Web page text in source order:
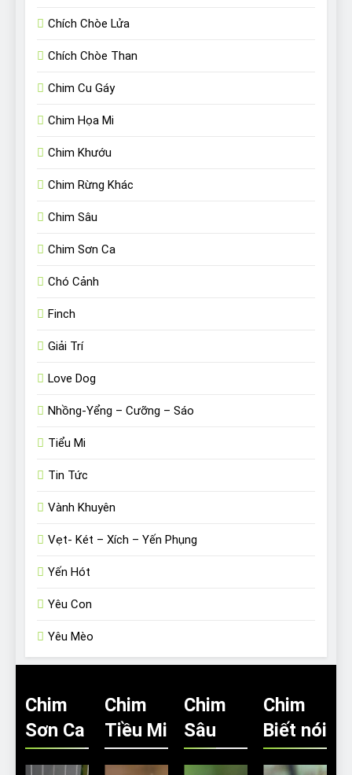
Chích Chòe Lửa
Chích Chòe Than
Chim Cu Gáy
Chim Họa Mi
Chim Khướu
Chim Rừng Khác
Chim Sâu
Chim Sơn Ca
Chó Cảnh
Finch
Giải Trí
Love Dog
Nhồng-Yểng – Cưỡng – Sáo
Tiểu Mi
Tin Tức
Vành Khuyên
Vẹt- Két – Xích – Yến Phụng
Yến Hót
Yêu Con
Yêu Mèo
Chim
Sơn Ca
Chim
Tiều Mi
Chim
Sâu
Chim
Biết nói